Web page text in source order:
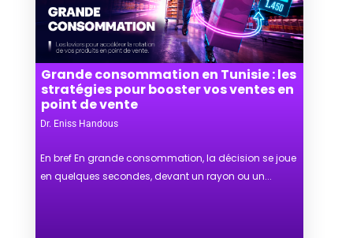
Grande consommation en Tunisie : les
stratégies pour booster vos ventes en
point de vente
Dr. Eniss Handous
En bref En grande consommation, la décision se joue
en quelques secondes, devant un rayon ou un...